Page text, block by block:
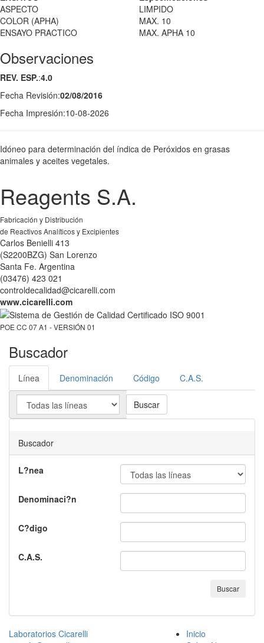
ASPECTO
LIMPIDO
COLOR (APHA)
MAX. 10
ENSAYO PRACTICO
MAX. APHA 10
Observaciones
REV. ESP.:4.0
Fecha Revisión:02/08/2016
Fecha Impresión:10-08-2026
Idóneo para determinación del índica de Peróxidos en grasas
animales y aceites vegetales.
Reagents S.A.
Fabricación y Distribución
de Reactivos Analíticos y Excipientes
Carlos Benielli 413
(S2200BZG) San Lorenzo
Santa Fe. Argentina
(03476) 423 021
controldecalidad@cicarelli.com
www.cicarelli.com
POE CC 07 A1 - VERSIÓN 01
Buscador
Línea Denominación Código C.A.S.
Buscar
Buscador
L?nea
Denominaci?n
C?digo
C.A.S.
Buscar
Laboratorios Cicarelli
Inicio